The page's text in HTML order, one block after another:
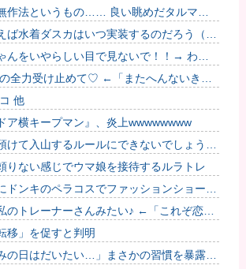
もなく、これ。
作法というもの…… 良い眺めだタルマ
ば水着ダスカはいつ実装するのだろう（ﾃﾞ
んをいやらしい目で見ないで！！→ わか
の全力受け止めて♡ ←「またへんないきも
他
ア横キープマン』、炎上wwwwwwww
けて入山するルールにできないでしょう
覚悟で入る場所だと思うのです
りない感じでウマ娘を接待するルラトレ
ドンキのペラコスでファッションショーし
のトレーナーさんみたい♪ ←「これぞ恋愛
移」を促すと判明
の日はだいたい…」まさかの習慣を暴露ｗ